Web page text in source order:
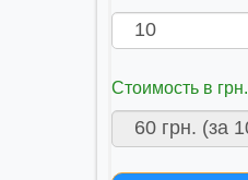
Стоимость в грн.